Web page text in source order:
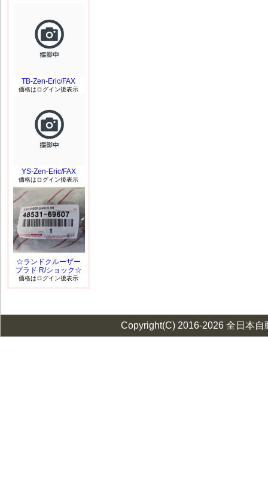
TB-Zen-Eric/FAX
価格はログイン後表示
YS-Zen-Eric/FAX
価格はログイン後表示
☆ランドクルーザー
プラド R/ショック☆
価格はログイン後表示
Copyright(C) 2016-2026 全日本